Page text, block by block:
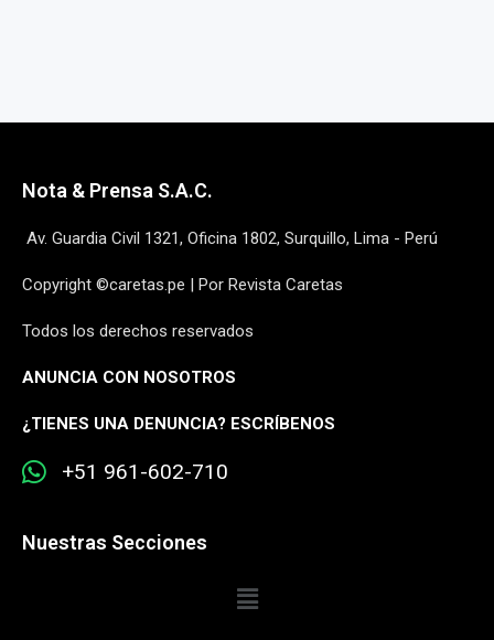
Nota & Prensa S.A.C.
Av. Guardia Civil 1321, Oficina 1802, Surquillo, Lima - Perú
Copyright ©caretas.pe | Por Revista Caretas
Todos los derechos reservados
ANUNCIA CON NOSOTROS
¿TIENES UNA DENUNCIA? ESCRÍBENOS
+51 961-602-710
Nuestras Secciones